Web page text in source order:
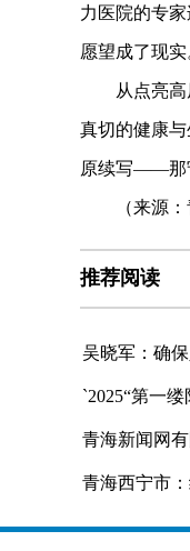
力医院的专
愿望成了现
从点亮高原
真切的健康
原续写——那
（来源：
推荐阅读
吴晓军：确
`2025“第一
青海新闻网
青海西宁市